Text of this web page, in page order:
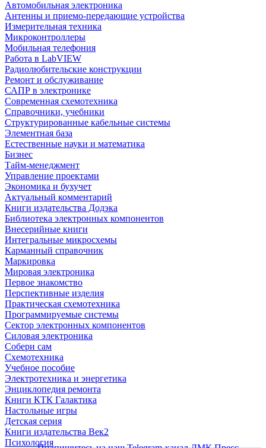
Автомобильная электроника
Антенны и приемо-передающие устройства
Измерительная техника
Микроконтроллеры
Мобильная телефония
Работа в LabVIEW
Радиолюбительские конструкции
Ремонт и обслуживание
САПР в электронике
Современная схемотехника
Справочники, учебники
Структурированные кабельные системы
Элементная база
Естественные науки и математика
Бизнес
Тайм-менеджмент
Управление проектами
Экономика и бухучет
Актуальный комментарий
Книги издательства Додэка
Библиотека электронных компонентов
Внесерийные книги
Интегральные микросхемы
Карманный справочник
Маркировка
Мировая электроника
Первое знакомство
Перспективные изделия
Практическая схемотехника
Программируемые системы
Сектор электронных компонентов
Силовая электроника
Собери сам
Схемотехника
Учебное пособие
Электротехника и энергетика
Энциклопедия ремонта
Книги КТК Галактика
Настольные игры
Детская серия
Книги издательства Век2
Психология